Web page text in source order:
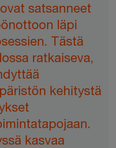
satsanneet
läpi
Tästä
ratkaiseva,
kehitystä
kasvaa